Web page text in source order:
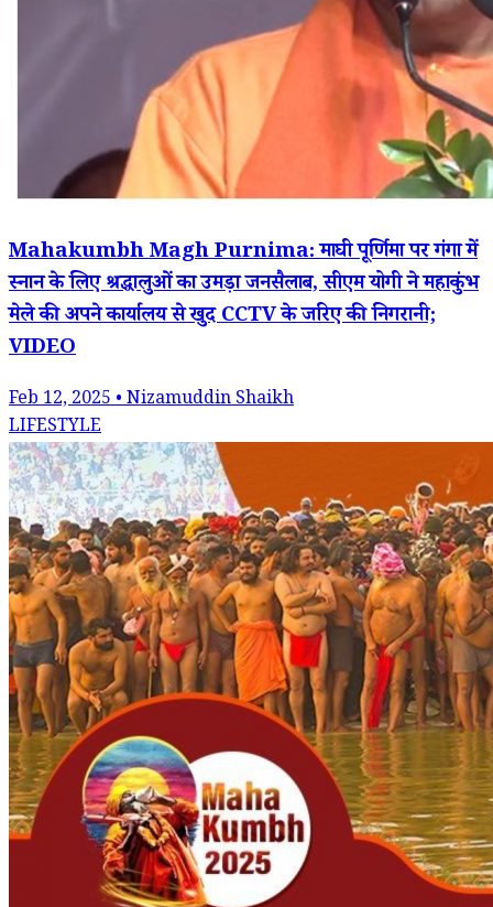
Mahakumbh Magh Purnima: माघी पूर्णिमा पर गंगा में
स्नान के लिए श्रद्धालुओं का उमड़ा जनसैलाब, सीएम योगी ने महाकुंभ
मेले की अपने कार्यालय से खुद CCTV के जरिए की निगरानी;
VIDEO
Feb 12, 2025 • Nizamuddin Shaikh
LIFESTYLE